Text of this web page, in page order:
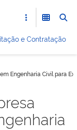
e Contratação
Engenharia Civil para